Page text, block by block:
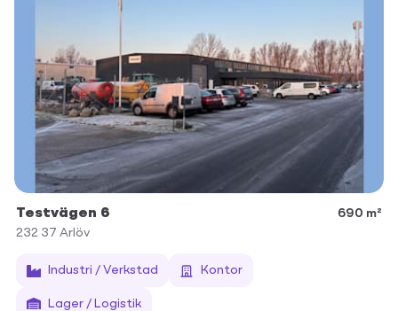
Testvägen 6
690 m²
232 37 Arlöv
Industri / Verkstad Kontor
Lager / Logistik